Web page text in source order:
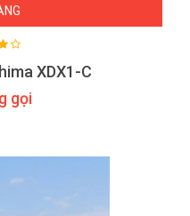
XDX1-C
gọi